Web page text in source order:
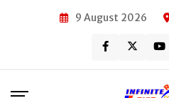
9 August 2026